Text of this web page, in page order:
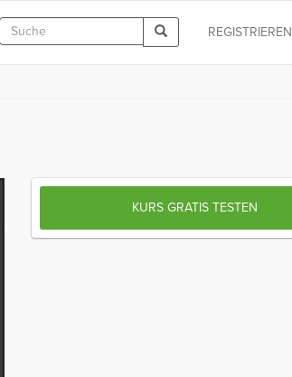
REGISTRIEREN
KURS GRATIS TESTEN